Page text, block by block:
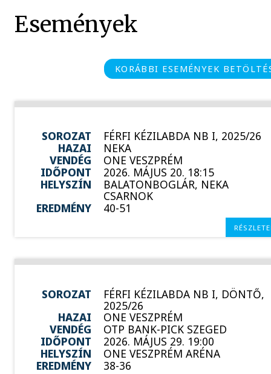
Események
KORÁBBI ESEMÉNYEK
SOROZAT
FÉRFI KÉZILABDA NB I, 2025/26
HAZAI
NEKA
VENDÉG
ONE VESZPRÉM
IDŐPONT
2026. MÁJUS 20. 18:15
HELYSZÍN
BALATONBOGLÁR, NEKA
CSARNOK
EREDMÉNY
40-51
SOROZAT FÉRFI KÉZILABDA NB I, DÖNTŐ,
2025/26
HAZAI
ONE VESZPRÉM
VENDÉG
OTP BANK-PICK SZEGED
IDŐPONT
2026. MÁJUS 29. 19:00
HELYSZÍN
ONE VESZPRÉM ARÉNA
EREDMÉNY
38-36